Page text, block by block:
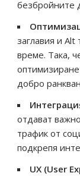
безбройните
заглавия и
време. Така,
добро
отдават
трафик от
подкрепя
UX (User